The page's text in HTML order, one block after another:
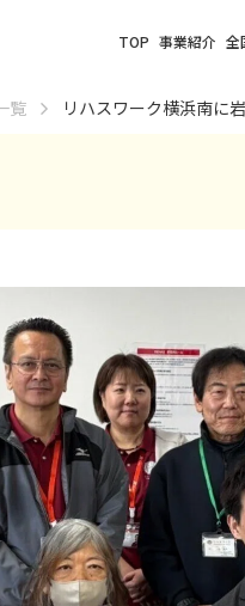
覧 リハスワーク横浜南に
TOP 事業紹介 全
東